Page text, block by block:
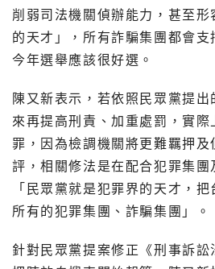
削弱司法機關偵辦能力，甚至形
的天才」，所有詐騙集團都會支
今年選舉應該很好選。
陳又新表示，若依照民眾黨提
來再提高刑責、加重處罰，實
罪，因為檢調機關將更難羈押及
評，相關修法是在配合犯罪集團
「民眾黨就是犯罪界的天才，
所有的犯罪集團、詐騙集團」。
針對民眾黨提案修正《刑事訴